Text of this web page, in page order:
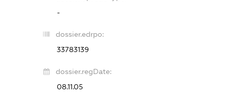
-
dossier.edrpo:
33783139
dossier.regDate:
08.11.05